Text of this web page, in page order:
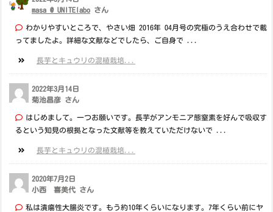
masa @ UNITElabo さん
わかりやすいところで、やさい畑 2016年 04月号の究極のうえ合わせで載
ってましたよ。詳細な文献などでしたら、ご自身で ...
長芋とキュウリの混植栽培...
2022年3月14日
菊池昌彦 さん
はじめまして。一つお願いです。長芋がアンモニア態窒素を好んで吸収す
るという知見の根拠となった文献等を教えていただけないで ...
長芋とキュウリの混植栽培...
2020年7月2日
小西 喜美代 さん
私は潰瘍性大腸炎です。もう約10年くらいになります。7年くらい前にヤ